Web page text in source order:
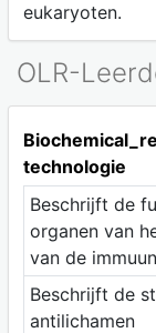
eukaryoten.
OLR-
technologie
Beschrijft de
organen van
van de
Beschrijft de
antilichamen